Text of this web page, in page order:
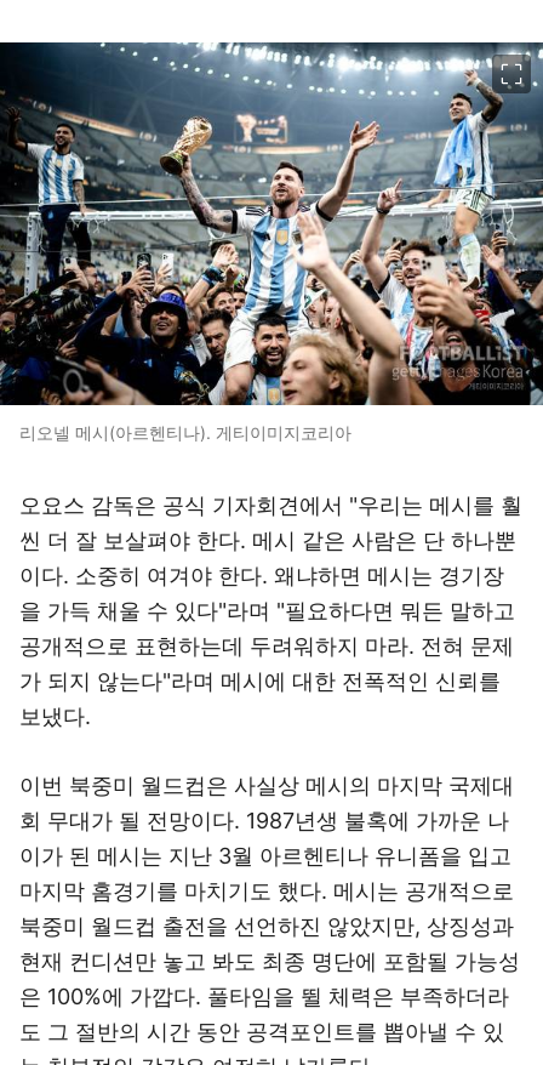
리오넬 메시(아르헨티나). 게티이미지코리아
오요스 감독은 공식 기자회견에서 "우리는 메시를 훨
씬 더 잘 보살펴야 한다. 메시 같은 사람은 단 하나뿐
이다. 소중히 여겨야 한다. 왜냐하면 메시는 경기장
을 가득 채울 수 있다"라며 "필요하다면 뭐든 말하고
공개적으로 표현하는데 두려워하지 마라. 전혀 문제
가 되지 않는다"라며 메시에 대한 전폭적인 신뢰를
보냈다.
이번 북중미 월드컵은 사실상 메시의 마지막 국제대
회 무대가 될 전망이다. 1987년생 불혹에 가까운 나
이가 된 메시는 지난 3월 아르헨티나 유니폼을 입고
마지막 홈경기를 마치기도 했다. 메시는 공개적으로
북중미 월드컵 출전을 선언하진 않았지만, 상징성과
현재 컨디션만 놓고 봐도 최종 명단에 포함될 가능성
은 100%에 가깝다. 풀타임을 뛸 체력은 부족하더라
도 그 절반의 시간 동안 공격포인트를 뽑아낼 수 있